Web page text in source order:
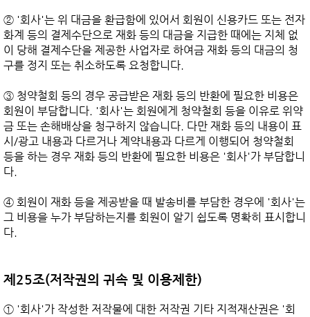
② '회사'는 위 대금을 환급함에 있어서 회원이 신용카드 또는 전자
화계 등의 결제수단으로 재화 등의 대금을 지급한 때에는 지체 없
이 당해 결제수단을 제공한 사업자로 하여금 재화 등의 대금의 청
구를 정지 또는 취소하도록 요청합니다.
③ 청약철회 등의 경우 공급받은 재화 등의 반환에 필요한 비용은
회원이 부담합니다. '회사'는 회원에게 청약철회 등을 이유로 위약
금 또는 손해배상을 청구하지 않습니다. 다만 재화 등의 내용이 표
시/광고 내용과 다르거나 계약내용과 다르게 이행되어 청약철회
등을 하는 경우 재화 등의 반환에 필요한 비용은 '회사'가 부담합니
다.
④ 회원이 재화 등을 제공받을 때 발송비를 부담한 경우에 '회사'는
그 비용을 누가 부담하는지를 회원이 알기 쉽도록 명확히 표시합니
다.
제25조(저작권의 귀속 및 이용제한)
① '회사'가 작성한 저작물에 대한 저작권 기타 지적재산권은 '회